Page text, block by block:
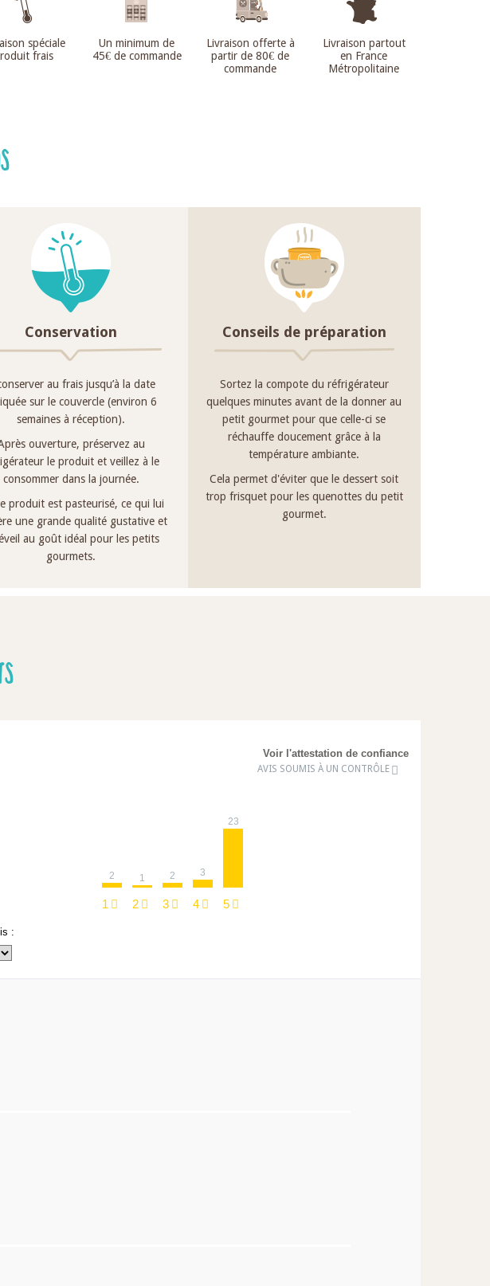
spéciale
frais
Un minimum de
45€ de commande
Livraison offerte à
partir de 80€ de
commande
Livraison partout
en France
Métropolitaine
Conservation
au frais jusqu’à la date
sur le couvercle (environ 6
semaines à réception).
ouverture, préservez au
le produit et veillez à le
consommer dans la journée.
produit est pasteurisé, ce qui lui
une grande qualité gustative et
au goût idéal pour les petits
gourmets.
Conseils de préparation
Sortez la compote du réfrigérateur
quelques minutes avant de la donner au
petit gourmet pour que celle-ci se
réchauffe doucement grâce à la
température ambiante.
Cela permet d'éviter que le dessert soit
trop frisquet pour les quenottes du petit
gourmet.
Voir l'attestation de confiance
AVIS SOUMIS À UN CONTRÔLE
1
2
2
1
3
2
4
3
5
23
: